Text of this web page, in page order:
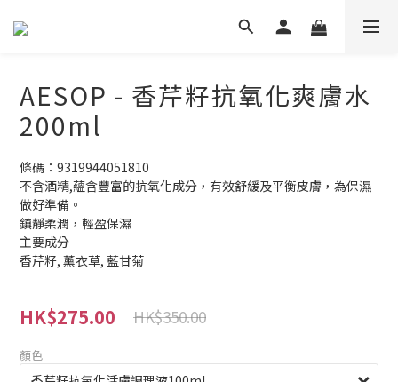
AESOP - 香芹籽抗氧化爽膚水
200ml
條碼：9319944051810
不含酒精,蘊含豐富的抗氧化成分，有效舒緩及平衡皮膚，為保濕
做好準備。
鎮靜柔潤，輕盈保濕
主要成分
香芹籽, 薰衣草, 藍甘菊
HK$275.00 HK$350.00
顏色